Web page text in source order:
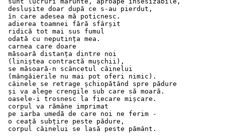
deslușite doar după ce s-au pierdut,
în care adesea mă poticnesc.
adierea toamnei fără sfârșit
ridică tot mai sus fumul
odată cu neputința mea.
carnea care doare
măsoară distanța dintre noi
(liniștea contractă mușchii),
se măsoară-n scâncetul câinelui
(mângâierile nu mai pot oferi nimic).
câinele se retrage șchiopătând spre pădure
și va alege crengile sub care să moară.
oasele-i trosnesc la fiecare mișcare.
corpul va rămâne imprimat
pe iarba umedă de care noi ne ferim -
o ceață subțire peste pădure,
corpul câinelui se lasă peste pământ.